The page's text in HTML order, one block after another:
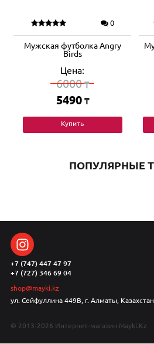
0
Мужская футболка Angry
Birds
Цена:
6000₸
5490 ₸
Купить
ПОПУЛЯРНЫЕ
+7 (747) 447 47 97
+7 (727) 346 69 04
shop@mayki.kz
ул. Сейфуллина 449В, г. Алматы, Казахстан
© 2013-2026 Интернет-магазин Mayki.Kz